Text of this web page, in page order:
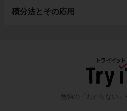
積分法とその応用
勉強の「わからない」